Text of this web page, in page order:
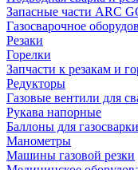
Запасные части ARC
Газосварочное
Резаки
Горелки
Запчасти к резакам и
Редукторы
Газовые вентили для
Рукава напорные
Баллоны для газосварки
Манометры
Машины газовой резки